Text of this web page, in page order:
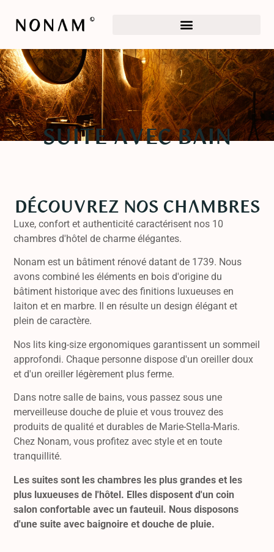
Suite avec bain
Découvrez nos chambres
Luxe, confort et authenticité caractérisent nos 10
chambres d'hôtel de charme élégantes.
Nonam est un bâtiment rénové datant de 1739. Nous
avons combiné les éléments en bois d'origine du
bâtiment historique avec des finitions luxueuses en
laiton et en marbre. Il en résulte un design élégant et
plein de caractère.
Nos lits king-size ergonomiques garantissent un sommeil
approfondi. Chaque personne dispose d'un oreiller doux
et d'un oreiller légèrement plus ferme.
Dans notre salle de bains, vous passez sous une
merveilleuse douche de pluie et vous trouvez des
produits de qualité et durables de Marie-Stella-Maris.
Chez Nonam, vous profitez avec style et en toute
tranquillité.
Les suites sont les chambres les plus grandes et les
plus luxueuses de l'hôtel. Elles disposent d'un coin
salon confortable avec un fauteuil. Nous disposons
d'une suite avec baignoire et douche de pluie.